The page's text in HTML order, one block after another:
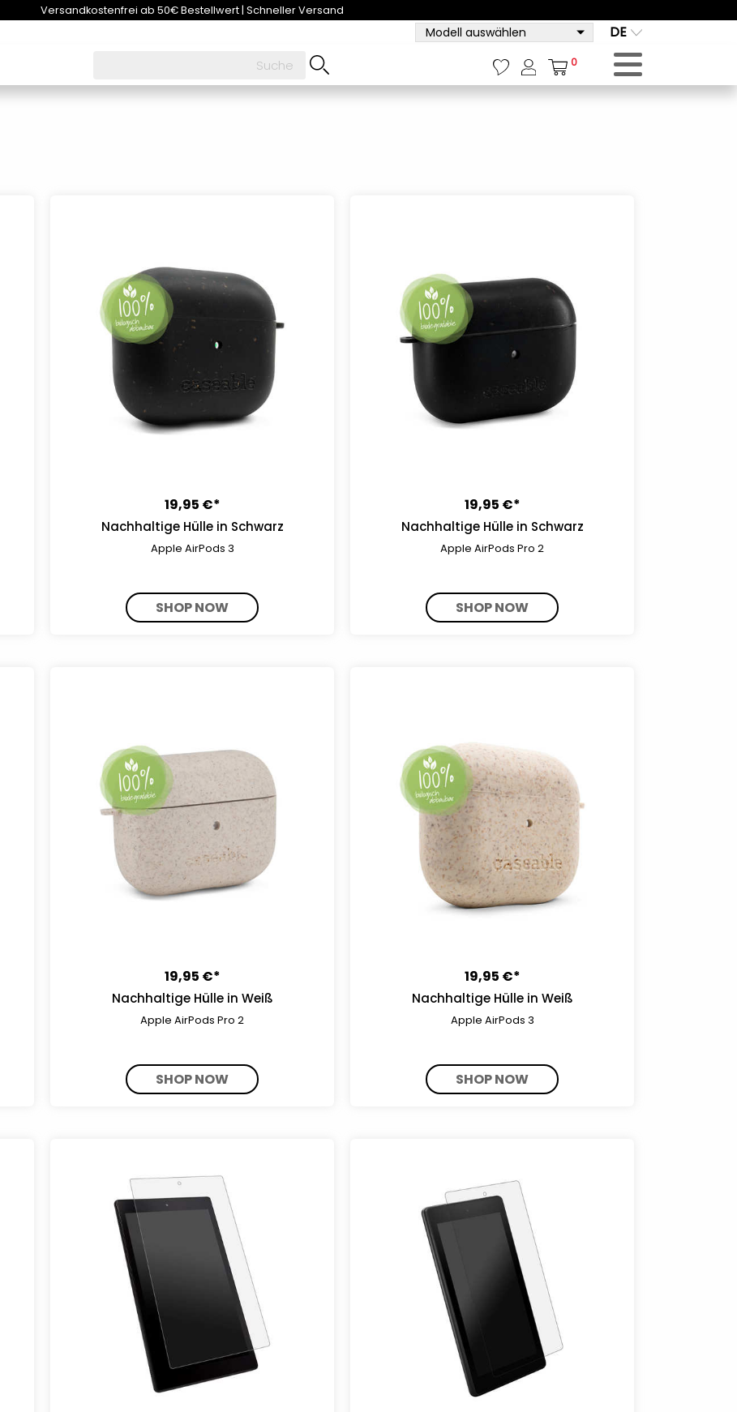
Versandkostenfrei ab 50€ Bestellwert | Schneller Versand
DE
Modell auswählen
0
19,95 €*
Nachhaltige Hülle in Schwarz
Apple AirPods 3
SHOP NOW
19,95 €*
Nachhaltige Hülle in Schwarz
Apple AirPods Pro 2
SHOP NOW
19,95 €*
Nachhaltige Hülle in Weiß
Apple AirPods Pro 2
SHOP NOW
19,95 €*
Nachhaltige Hülle in Weiß
Apple AirPods 3
SHOP NOW